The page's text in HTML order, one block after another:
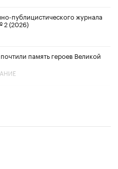
публицистического журнала
2 (2026)
память героев Великой